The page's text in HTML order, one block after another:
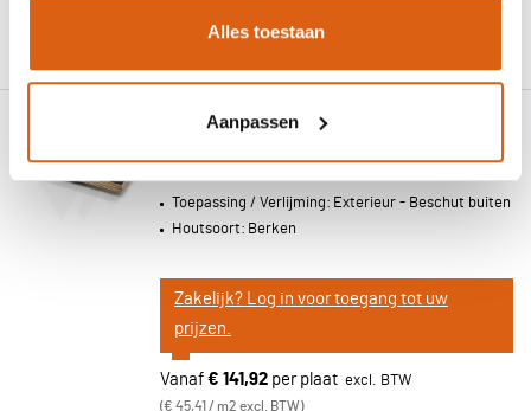
Alles toestaan
Aanpassen
€ 125,52 per plaat
24mm FORTODECK berken betonplex
Kleur:Donkerbruin
Toepassing / Verlijming: Exterieur - Beschut buiten
Houtsoort: Berken
Zakelijk? Log in voor toegang tot uw
prijzen.
Vanaf € 141,92 per plaat
€ 45,41 / m2 excl. BTW